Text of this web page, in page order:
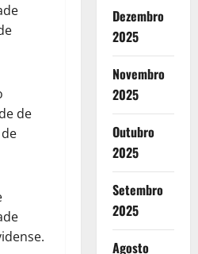
de
Dezembro
2025
Novembro
2025
Outubro
2025
Setembro
2025
Agosto